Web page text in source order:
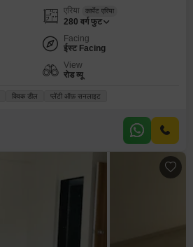
एरिया कार्पेट एरिया
280 वर्ग फुट
Facing
ईस्ट Facing
View
रोड व्यू
क्विक डील प्लेंटी ऑफ़ सनलाइट